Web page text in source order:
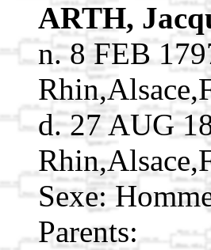
ARTH,
n. 8 FEB
d. 27 AUG
Sexe:
Parents: